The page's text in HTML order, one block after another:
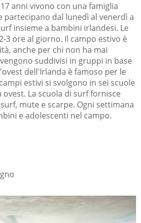
anni vivono con una famiglia
partecipano dal lunedì al venerdì a
insieme a bambini irlandesi. Le
3 ore al giorno. Il campo estivo è
anche per chi non ha mai
suddivisi in gruppi in base
dell'Irlanda è famoso per le
estivi si svolgono in sei scuole
La scuola di surf fornisce
mute e scarpe. Ogni settimana
e adolescenti nel campo.